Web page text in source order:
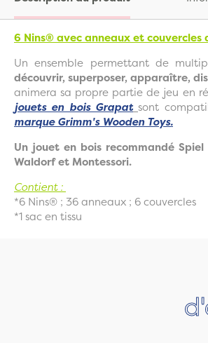
6 Nins® avec anneaux et couvercles
Un ensemble permettant de
découvrir, superposer, apparaître,
animera sa propre partie de jeu en
jouets en bois Grapat sont
marque Grimm's Wooden Toys.
Un jouet en bois recommandé
Waldorf et Montessori.
Contient :
*6 Nins® ; 36 anneaux ; 6 couvercles
*1 sac en tissu